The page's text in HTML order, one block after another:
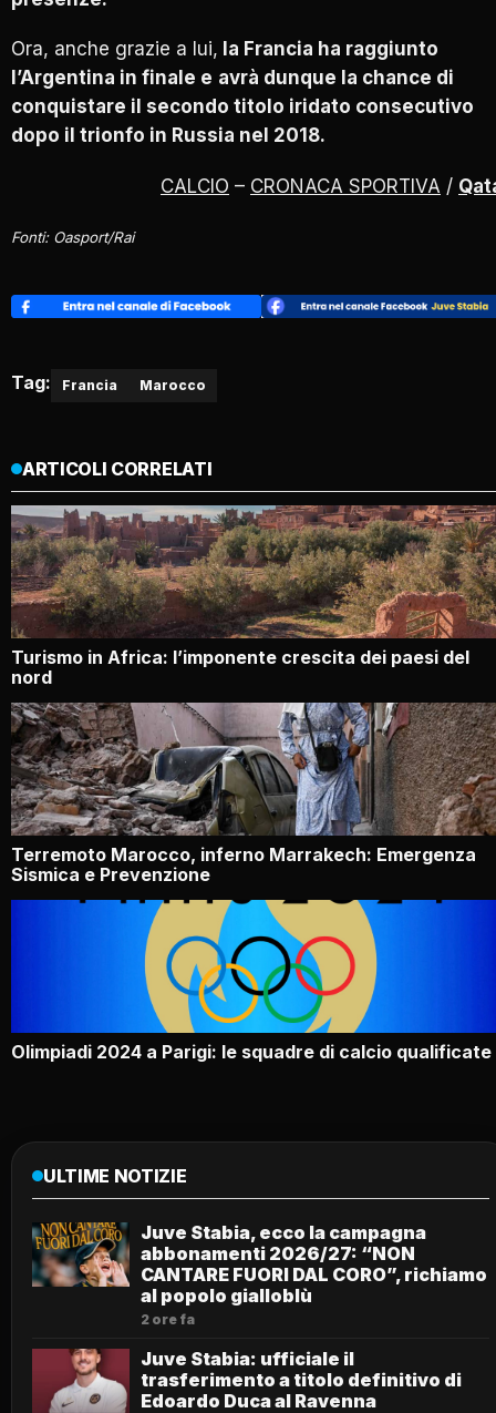
Ora, anche grazie a lui, la Francia ha raggiunto
l’Argentina in finale e avrà dunque la chance di
conquistare il secondo titolo iridato consecutivo
dopo il trionfo in Russia nel 2018.
CALCIO – CRONACA SPORTIVA /
Fonti: Oasport/Rai
Tag: Francia Marocco
ARTICOLI CORRELATI
Turismo in Africa: l’imponente crescita dei paesi del
nord
Terremoto Marocco, inferno Marrakech: Emergenza
Sismica e Prevenzione
Olimpiadi 2024 a Parigi: le squadre di calcio qualificate
ULTIME NOTIZIE
Juve Stabia, ecco la campagna
abbonamenti 2026/27: “NON
CANTARE FUORI DAL CORO”, richiamo
al popolo gialloblù
2 ore fa
Juve Stabia: ufficiale il
trasferimento a titolo definitivo di
Edoardo Duca al Ravenna